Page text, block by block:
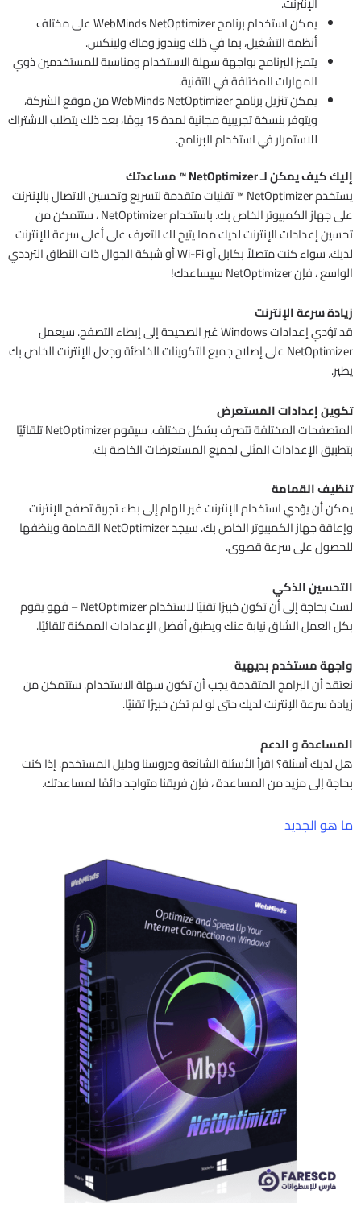
يمكن استخدام برنامج WebMinds NetOptimizer على مختلف
أنظمة التشغيل، بما في ذلك ويندوز وماك ولينكس.
يتميز البرنامج بواجهة سهلة الاستخدام ومناسبة للمستخدمين ذوي
المهارات المختلفة في التقنية.
يمكن تنزيل برنامج WebMinds NetOptimizer من موقع الشركة،
ويتوفر بنسخة تجريبية مجانية لمدة 15 يومًا، بعد ذلك يتطلب الاشتراك
للاستمرار في استخدام البرنامج.
إليك كيف يمكن لـ NetOptimizer ™ مساعدتك
يستخدم NetOptimizer ™ تقنيات متقدمة لتسريع وتحسين الاتصال بالإنترنت
على جهاز الكمبيوتر الخاص بك. باستخدام NetOptimizer ، ستتمكن من
تحسين إعدادات الإنترنت لديك مما يتيح لك التعرف على أعلى سرعة للإنترنت
لديك. سواء كنت متصلاً بكابل أو Wi-Fi أو شبكة الجوال ذات النطاق الترددي
الواسع ، فإن NetOptimizer سيساعدك!
زيادة سرعة الإنترنت
قد تؤدي إعدادات Windows غير الصحيحة إلى إبطاء التصفح. سيعمل
NetOptimizer على إصلاح جميع التكوينات الخاطئة وجعل الإنترنت الخاص بك
يطير.
تكوين إعدادات المستعرض
المتصفحات المختلفة تتصرف بشكل مختلف. سيقوم NetOptimizer تلقائيًا
بتطبيق الإعدادات المثلى لجميع المستعرضات الخاصة بك.
تنظيف القمامة
يمكن أن يؤدي استخدام الإنترنت غير الهام إلى بطء تجربة تصفح الإنترنت
وإعاقة جهاز الكمبيوتر الخاص بك. سيجد NetOptimizer القمامة وينظفها
للحصول على سرعة قصوى.
التحسين الذكي
لست بحاجة إلى أن تكون خبيرًا تقنيًا لاستخدام NetOptimizer – فهو يقوم
بكل العمل الشاق نيابة عنك ويطبق أفضل الإعدادات الممكنة تلقائيًا.
واجهة مستخدم بديهية
نعتقد أن البرامج المتقدمة يجب أن تكون سهلة الاستخدام. ستتمكن من
زيادة سرعة الإنترنت لديك حتى لو لم تكن خبيرًا تقنيًا.
المساعدة و الدعم
هل لديك أسئلة؟ اقرأ الأسئلة الشائعة ودروسنا ودليل المستخدم. إذا كنت
بحاجة إلى مزيد من المساعدة ، فإن فريقنا متواجد دائمًا لمساعدتك.
ما هو الجديد